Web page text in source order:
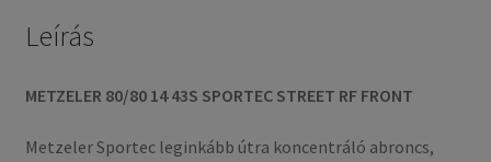
Leírás
METZELER 80/80 14 43S SPORTEC STREET RF FRONT
Metzeler Sportec leginkább útra koncentráló abroncs,